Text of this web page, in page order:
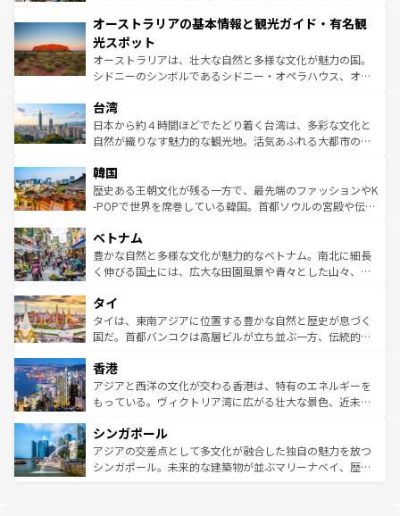
部のニューオーリンズでは、音楽と美食が融合した独特の
文化が魅力。旅行者はアメリカの各地域で異なる魅力を楽
しみながら、その多様性と豊かな歴史を感じることができ
るだろう。車でのロードトリップや列車の旅も、アメリカ
情報は
ワイ島は見逃せない。また、定番の観光地といえばオアフ
島だが、静かな自然を求めるならマウイ島やカウアイ島が
おすすめ。エメラルドグリーンに輝く海をはじめ、豊かな
文化や歴史が息づいている。「アロハスピリット」と呼ば
人々、おいしいローカルフードやハワイアンミュージッ
ク、伝統的なフラダンスなど、すべてがハワイの魅力を彩
っている。訪れるたびに新しい発見と感動が待っているハ
はコンテンツ一覧
オーストラリアの基本情報と観光ガイド・有名観
光スポット
オーストラリアは、壮大な自然と多様な文化が魅力の国。
シドニーのシンボルであるシドニー・オペラハウス、オー
リアリーフや大陸中央部にそびえるウルル（エアーズロッ
ク）、タスマニアの美しい原生林やケアンズの熱帯雨林な
ど、見どころがたくさん。また、カフェやワイン、オージ
いる。アクティビティも充実しており、サーフィンやダイ
ビング、ハイキングなど、アウトドア好きにはたまらな
い。オーストラリアの多彩な魅力を存分に味わいつくそ
参照してほしい。
台湾
日本から約４時間ほどでたどり着く台湾は、多彩な文化と
自然が織りなす魅力的な観光地。活気あふれる大都市の台
ン）、静ひつな山岳地帯である台湾東部など、都市の喧騒
と山間の静けさが共存しており、訪れる人に新しい発見と
驚きをもたらしてくれる。また、奥深い台湾の食文化も魅
容にもいいと評判のスイーツなど、バラエティ豊かな料理
が味わえる。 なお、新着の台湾情報は コンテンツ一覧を参
照してほしい。
韓国
歴史ある王朝文化が残る一方で、最先端のファッションやK
-POPで世界を席巻している韓国。首都ソウルの宮殿や伝統
き、地方に足を延ばせば四季折々の自然美を楽しむことが
できる。そして、キムチや焼肉、絶品のストリートフード
まで、さまざまな韓国料理が待っている。夜には、韓国な
リティに包まれながら、韓国の多彩な魅力を心ゆくまで味
わってみてほしい。 なお、新着の韓国情報はコンテンツ一
覧を参照してほしい。
ベトナム
豊かな自然と多様な文化が魅力的なベトナム。南北に細長
く伸びる国土には、広大な田園風景や青々とした山々、世
急速な発展と共に伝統が息づく。ハノイの古い町並みやホ
ーチミン市のフランス統治時代の建物も、独特の雰囲気を
醸し出している。また、バラエティの豊かさとおいしさで
とつ。フォーやバインミー、ベトナムコーヒーなどは、ぜ
ひ現地で味わいたい。どの地域を訪れてもあたたかい人々
が旅行者を迎えてくれるので、きっと忘れられない旅にな
参照してほしい。
タイ
タイは、東南アジアに位置する豊かな自然と歴史が息づく
国だ。首都バンコクは高層ビルが立ち並ぶ一方、伝統的な
の活気が交差している。北部ではチェンマイなどの山岳地
帯で自然と触れ合い、南部ではプーケットやクラビの美し
いビーチでリゾート気分を楽しむことができる。タイ料理
激する。気候は一年中温暖で、どの季節にも異なる楽しみ
が待っている。親しみやすいタイの人々、仏教を中心とし
た文化、そして多様な観光資源が、訪れる旅人を魅了し続
香港
アジアと西洋の文化が交わる香港は、特有のエネルギーを
もっている。ヴィクトリア湾に広がる壮大な景色、近未来
み、どこを訪れても感動するはず。観光スポットが密集し
ており、効率よく見どころを回れるのも魅力。息をのむよ
うな絶景から文化的な体験まで、香港を存分に楽しみ尽く
シンガポール
アジアの交差点として多文化が融合した独自の魅力を放つ
シンガポール。未来的な建築物が並ぶマリーナベイ、歴史